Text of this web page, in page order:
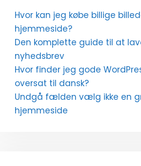
Hvor kan jeg købe billige
hjemmeside?
Den komplette guide til at
nyhedsbrev
Hvor finder jeg gode
oversat til dansk?
Undgå fælden vælg ikke en
hjemmeside